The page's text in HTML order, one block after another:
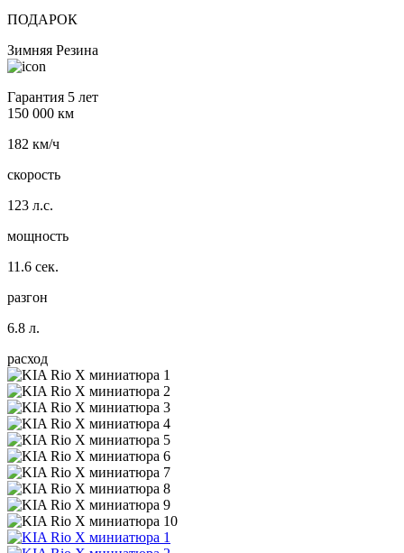
ПОДАРОК
Зимняя Резина
Гарантия 5 лет
150 000 км
182 км/ч
скорость
123 л.с.
мощность
11.6 сек.
разгон
6.8 л.
расход